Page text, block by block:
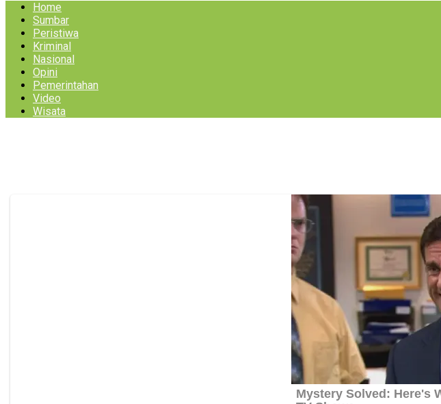
Home
Sumbar
Peristiwa
Kriminal
Nasional
Opini
Pemerintahan
Video
Wisata